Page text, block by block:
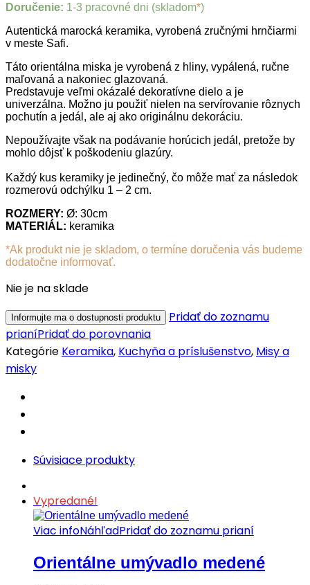
Doručenie: 1-3 pracovné dni (skladom*)
Autentická marocká keramika, vyrobená zručnými hrnčiarmi
v meste Safi.
Táto orientálna miska je vyrobená z hliny, vypálená, ručne
maľovaná a nakoniec glazovaná.
Predstavuje veľmi okázalé dekoratívne dielo a je
univerzálna. Možno ju použiť nielen na servírovanie rôznych
pochutín a jedál, ale aj ako originálnu dekoráciu.
Nepoužívajte však na podávanie horúcich jedál, pretože by
mohlo dôjsť k poškodeniu glazúry.
Každý kus keramiky je jedinečný, čo môže mať za následok
rozmerovú odchýlku 1 – 2 cm.
ROZMERY: Ø: 30cm
MATERIÁL: keramika
*Ak produkt nie je skladom, o termíne doručenia vás budeme
dodatočne informovať.
Nie je na sklade
Pridať do zoznamu
prianíPridať do porovnania
Kategórie Keramika, Kuchyňa a príslušenstvo, Misy a
misky
Súvisiace produkty
Vypredané!
Viac infoNáhľadPridať do zoznamu prianí
Orientálne umývadlo medené